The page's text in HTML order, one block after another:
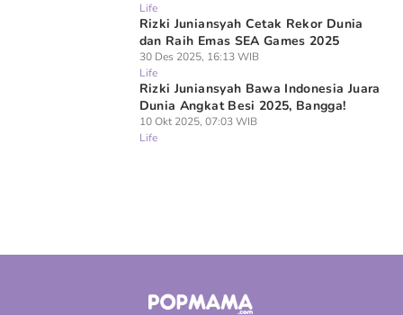
Life
Rizki Juniansyah Cetak Rekor Dunia
dan Raih Emas SEA Games 2025
30 Des 2025, 16:13 WIB
Life
Rizki Juniansyah Bawa Indonesia Juara
Dunia Angkat Besi 2025, Bangga!
10 Okt 2025, 07:03 WIB
Life